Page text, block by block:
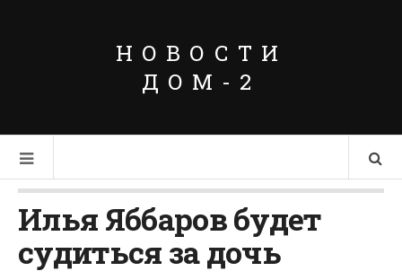
НОВОСТИ
ДОМ-2
Илья Яббаров будет
судиться за дочь